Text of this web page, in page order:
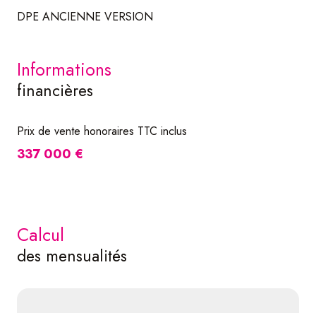
DPE ANCIENNE VERSION
informations
financières
Prix de vente honoraires TTC inclus
337 000 €
calcul
des mensualités